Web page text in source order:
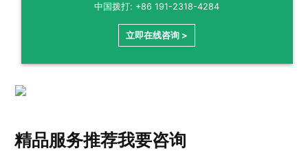
中国拨打: +86 191-2318-4284
立即在线咨询 >
精品服务推荐我要咨询